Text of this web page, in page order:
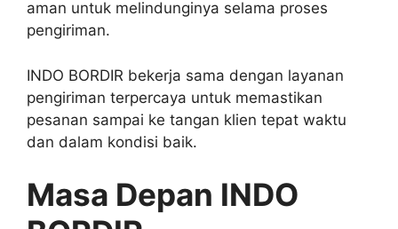
aman untuk melindunginya selama proses
pengiriman.
INDO BORDIR bekerja sama dengan layanan
pengiriman terpercaya untuk memastikan
pesanan sampai ke tangan klien tepat waktu
dan dalam kondisi baik.
Masa Depan INDO